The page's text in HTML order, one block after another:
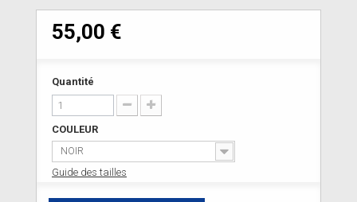
55,00 €
Quantité
COULEUR
NOIR
Guide des tailles